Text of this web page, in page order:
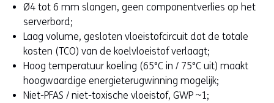
Ø4 tot 6 mm slangen, geen componentverlies op het
serverbord;
Laag volume, gesloten vloeistofcircuit dat de totale
kosten (TCO) van de koelvloeistof verlaagt;
Hoog temperatuur koeling (65°C in / 75°C uit) maakt
hoogwaardige energieterugwinning mogelijk;
Niet-PFAS / niet-toxische vloeistof, GWP ~1;